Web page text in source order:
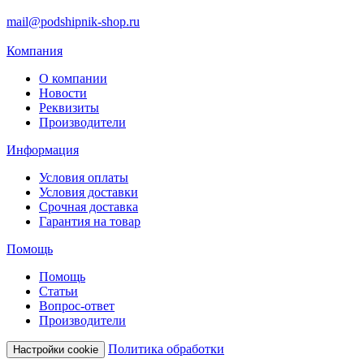
mail@podshipnik-shop.ru
Компания
О компании
Новости
Реквизиты
Производители
Информация
Условия оплаты
Условия доставки
Срочная доставка
Гарантия на товар
Помощь
Помощь
Статьи
Вопрос-ответ
Производители
Настройки cookie
Политика обработки